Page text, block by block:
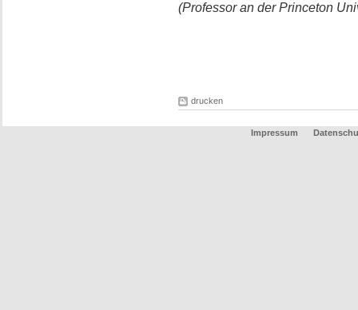
(Professor an der Princeton
drucken
Impressum